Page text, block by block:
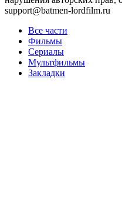
support@batmen-lordfilm.ru
Все части
Фильмы
Сериалы
Мультфильмы
Закладки